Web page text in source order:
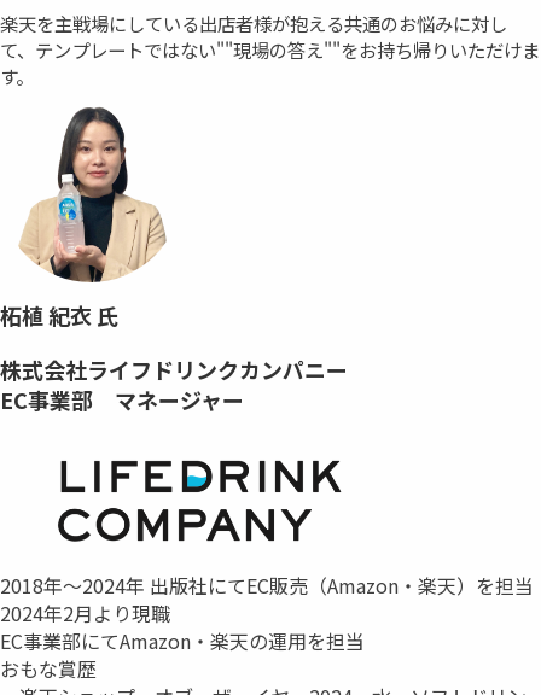
楽天を主戦場にしている出店者様が抱える共通のお悩みに対し
て、テンプレートではない""現場の答え""をお持ち帰りいただけま
す。
柘植 紀衣 氏
株式会社ライフドリンクカンパニー
EC事業部 マネージャー
2018年～2024年 出版社にてEC販売（Amazon・楽天）を担当
2024年2月より現職
EC事業部にてAmazon・楽天の運用を担当
おもな賞歴